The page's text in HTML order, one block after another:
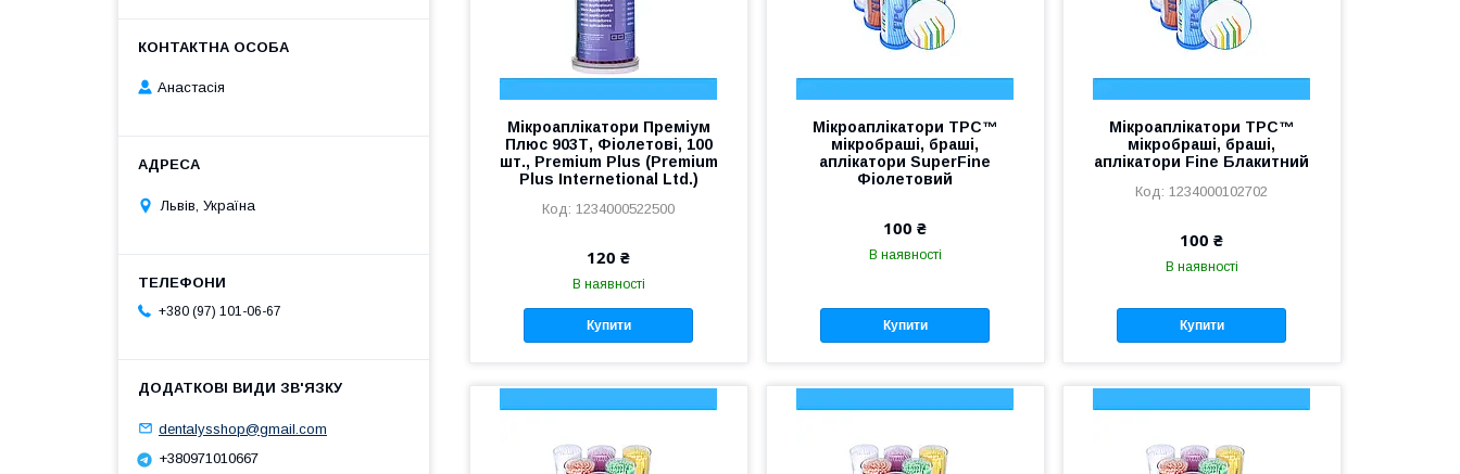
Мікроаплікатори Преміум
Плюс 903Т, Фіолетові, 100
шт., Premium Plus (Premium
Plus Internetional Ltd.)
1234000522500
120 ₴
В наявності
Купити
Мікроаплікатори TPC™
мікробраші, браші,
аплікатори SuperFine
Фіолетовий
100 ₴
В наявності
Купити
Мікроаплікатори TPC™
мікробраші, браші,
аплікатори Fine Блакитний
1234000102702
100 ₴
В наявності
Купити
Анастасія
Львів, Україна
+380 (97) 101-06-67
dentalysshop@gmail.com
+380971010667